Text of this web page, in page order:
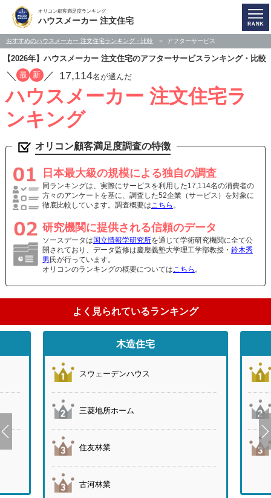
オリコン顧客満足度ランキング
ハウスメーカー 注文住宅
おすすめのハウスメーカー 注文住宅ランキング・比較 アフターサービス
【2026年】ハウスメーカー 注文住宅のアフターサービスランキング・比較
／ 最 新 ／ 17,114名が選んだ
ハウスメーカー 注文住宅ラ
ンキング
オリコン顧客満足度調査の特徴
日本最大級の規模による独自の調査
同ランキングは、実際にサービスを利用した17,114名の消費者の
方々のアンケートを基に、調査した52企業（サービス）を対象に
徹底比較しています。調査概要はこちら 。
研究機関に提供される信頼のデータ
ソースデータは 国立情報学研究所を通じて学術研究機関に全て公
開されており、データ監修は慶應義塾大学理工学部教授・ 鈴木秀
男 氏が行っています。
オリコンのランキングの概要についてはこちら 。
よく見られているランキング
木造住宅
スウェーデンハウス
三菱地所ホーム
住友林業
古河林業